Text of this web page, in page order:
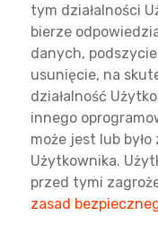
tym działalności
bierze
danych,
usunięcie, na
działalność
innego
może jest lub
Użytkownika.
przed tymi
zasad